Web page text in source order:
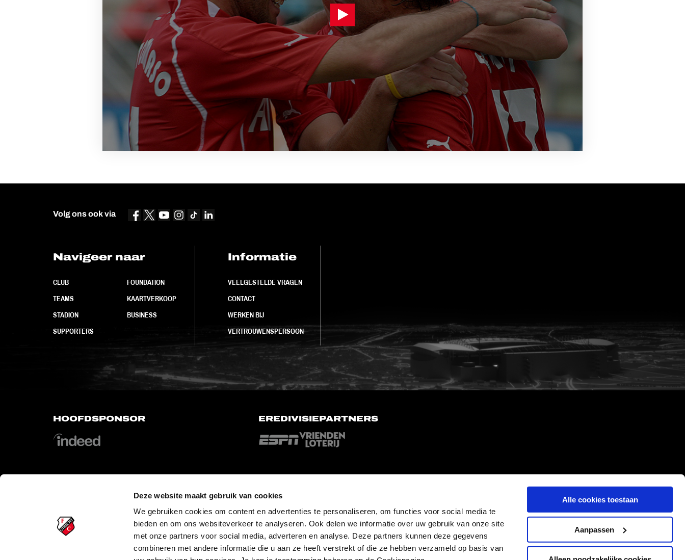
Deze website maakt gebruik van cookies
We gebruiken cookies om content en advertenties te personaliseren, om functies voor social media te
bieden en om ons websiteverkeer te analyseren. Ook delen we informatie over uw gebruik van onze site
met onze partners voor social media, adverteren en analyse. Deze partners kunnen deze gegevens
combineren met andere informatie die u aan ze heeft verstrekt of die ze hebben verzameld op basis van
Alle cookies toestaan
Aanpassen
Volg ons ook via
Navigeer naar
CLUB
TEAMS
STADION
SUPPORTERS
FOUNDATION
KAARTVERKOOP
BUSINESS
Informatie
VEELGESTELDE VRAGEN
CONTACT
WERKEN BIJ
VERTROUWENSPERSOON
HOOFDSPONSOR EREDIVISIEPARTNERS
OFFICIAL PARTNERS